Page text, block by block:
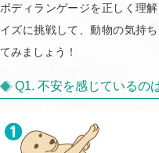
ボディランゲージを正しく理
イズに挑戦して、動物の気持
てみましょう！
Q1. 不安を感じているの